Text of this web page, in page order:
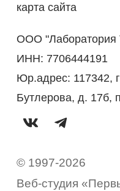
карта сайта
ООО "Лаборатория
ИНН: 7706444191
Юр.адрес: 117342,
Бутлерова, д. 17б,
© 1997-2026
Веб-студия